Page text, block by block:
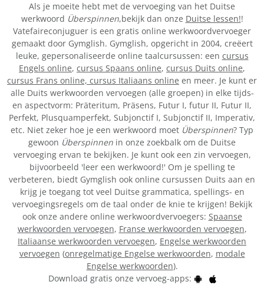
Als je moeite hebt met de vervoeging van het Duitse
werkwoord Überspinnen,bekijk dan onze Duitse lessen!!
Vatefaireconjuguer is een gratis online werkwoordvervoeger
gemaakt door Gymglish. Gymglish, opgericht in 2004, creëert
leuke, gepersonaliseerde online taalcursussen: een cursus
Engels online, cursus Spaans online, cursus Duits online,
cursus Frans online, cursus Italiaans online en meer. Je kunt er
alle Duits werkwoorden vervoegen (alle groepen) in elke tijds-
en aspectvorm: Präteritum, Präsens, Futur I, futur II, Futur II,
Perfekt, Plusquamperfekt, Subjonctif I, Subjonctif II, Imperativ,
etc. Niet zeker hoe je een werkwoord moet Überspinnen? Typ
gewoon Überspinnen in onze zoekbalk om de Duitse
vervoeging ervan te bekijken. Je kunt ook een zin vervoegen,
bijvoorbeeld 'leer een werkwoord!' Om je spelling te
verbeteren, biedt Gymglish ook online cursussen Duits aan en
krijg je toegang tot veel Duitse grammatica, spellings- en
vervoegingsregels om de taal onder de knie te krijgen! Bekijk
ook onze andere online werkwoordvervoegers: Spaanse
werkwoorden vervoegen, Franse werkwoorden vervoegen,
Italiaanse werkwoorden vervoegen, Engelse werkwoorden
vervoegen (onregelmatige Engelse werkwoorden, modale
Engelse werkwoorden).
Download gratis onze vervoeg-apps: